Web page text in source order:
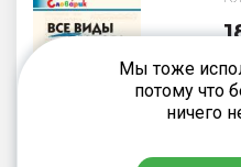
Мы тоже
потому что
ничего